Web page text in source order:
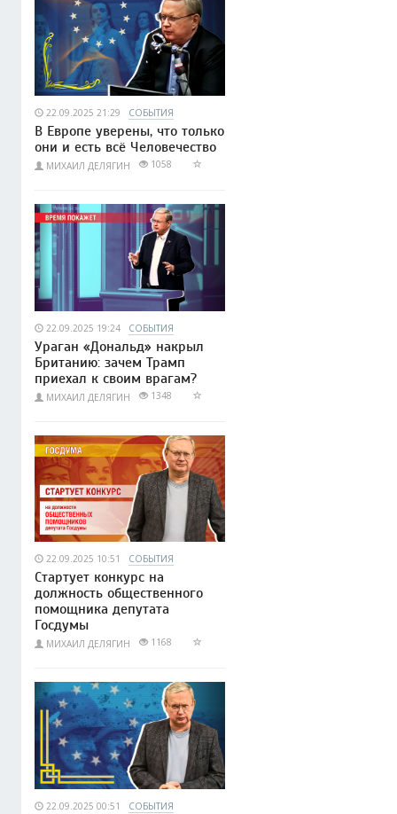
22.09.2025 21:29 СОБЫТИЯ
В Европе уверены, что только
они и есть всё Человечество
МИХАИЛ ДЕЛЯГИН 1058
22.09.2025 19:24 СОБЫТИЯ
Ураган «Дональд» накрыл
Британию: зачем Трамп
приехал к своим врагам?
МИХАИЛ ДЕЛЯГИН 1348
22.09.2025 10:51 СОБЫТИЯ
Стартует конкурс на
должность общественного
помощника депутата
Госдумы
МИХАИЛ ДЕЛЯГИН 1168
22.09.2025 00:51 СОБЫТИЯ